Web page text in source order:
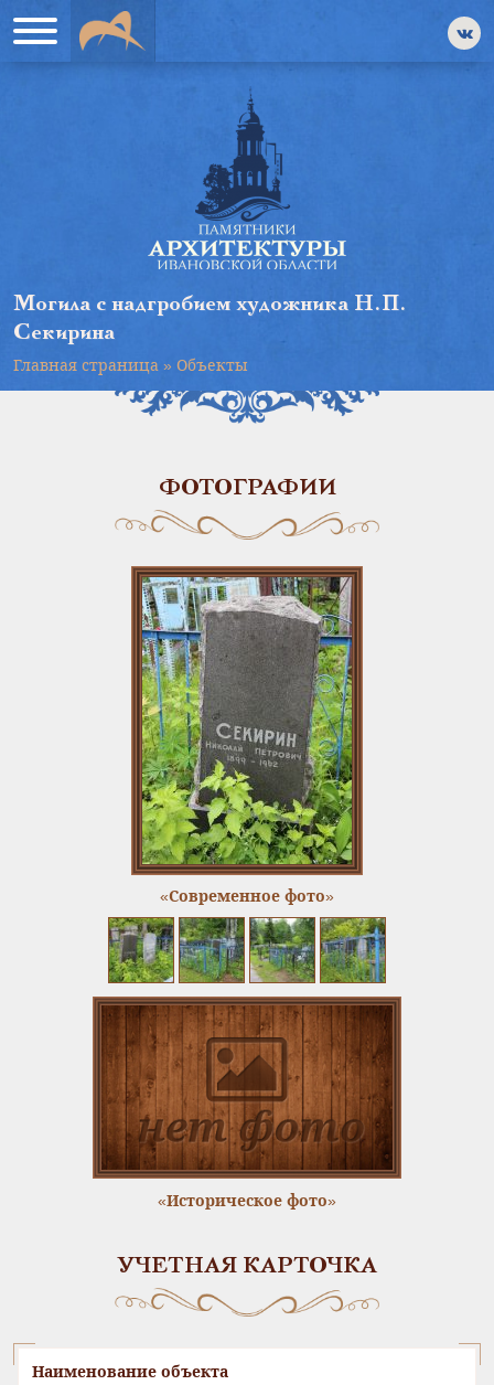
Могила с надгробием художника Н.П.
Секирина
Главная страница » Объекты
ФОТОГРАФИИ
«Современное фото»
«Историческое фото»
УЧЕТНАЯ КАРТОЧКА
Наименование объекта